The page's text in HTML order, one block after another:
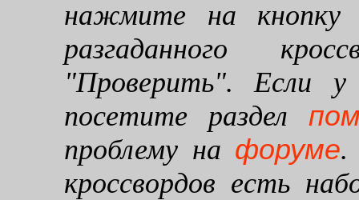
нажмите на кнопку
разгаданного
"Проверить". Если
посетите раздел
проблему на форуме.
кроссвордов есть